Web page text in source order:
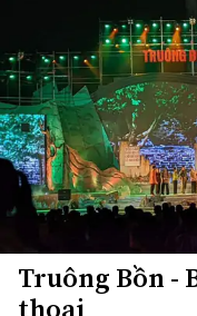
Truông Bồn -